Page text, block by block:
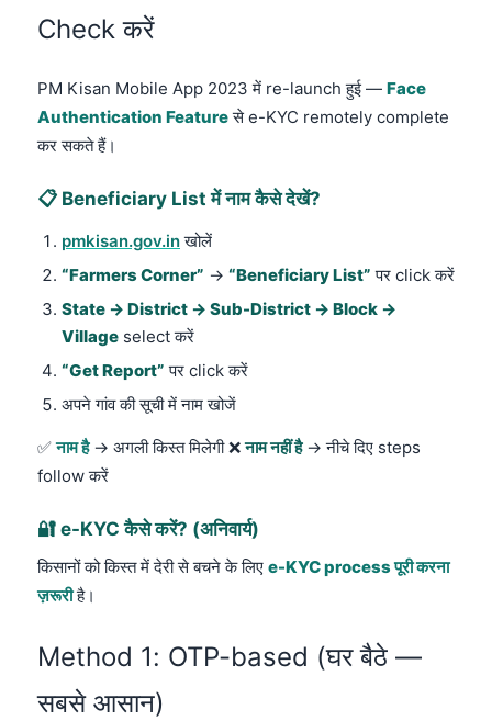
Check करें
PM Kisan Mobile App 2023 में re-launch हुई — Face
Authentication Featureसे e-KYC remotely complete
कर सकते हैं।
📋 Beneficiary List में नाम कैसे देखें?
pmkisan.gov.inखोलें
“Farmers Corner” → “Beneficiary List” पर click करें
State → District → Sub-District → Block →
Village select करें
“Get Report” पर click करें
अपने गांव की सूची में नाम खोजें
✅नाम है→ अगली किस्त मिलेगी ❌नाम नहीं है→ नीचे दिए steps
follow करें
🔐 e-KYC कैसे करें? (अनिवार्य)
किसानों को किस्त में देरी से बचने के लिए e-KYC process पूरी करना
ज़रूरीहै।
Method 1: OTP-based (घर बैठे —
सबसे आसान)